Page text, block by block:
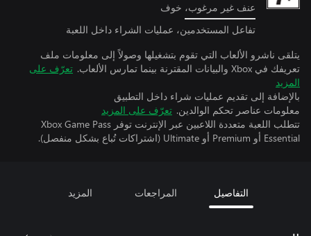
عنف غير مرغوب، خوف
تفاعل المستخدمين، عمليات الشراء داخل اللعبة
يتلقى ناشرو الألعاب التي تقوم بتشغيلها وصولاً إلى معلومات ملف
تعريفك في Xbox والبيانات المقترنة بينما تمارس الألعاب.
تعرّف على
المزيد
بالإضافة إلى تقديم عمليات شراء داخل التطبيق
معلومات عناصر تحكم الوالدين. تعرّف على المزيد
تتطلب اللعبة متعددة اللاعبين عبر الإنترنت توفر Xbox Game Pass
Essential أو Premium أو Ultimate (اشتراكات تُباع بشكل منفصل).
التفاصيل المراجعات المزيد